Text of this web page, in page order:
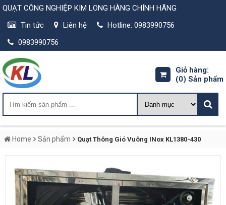
QUẠT CÔNG NGHIỆP KIM LONG HÀNG CHÍNH HÃNG
Tin tức
Liên hệ
Hotline: 0983990756
0983990756
Giỏ hàng:
(0) Sản phẩm
Home Sản phẩm Quạt Thông Gió Vuông INox KL1380-430